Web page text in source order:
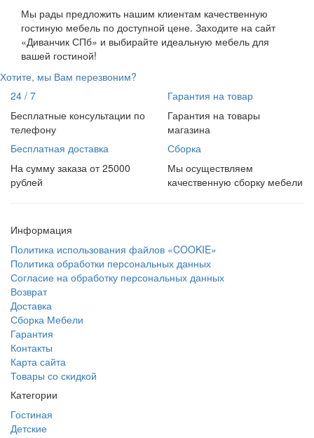
Мы рады предложить нашим клиентам качественную
гостиную мебель по доступной цене. Заходите на сайт
«Диванчик СПб» и выбирайте идеальную мебель для
вашей гостиной!
Хотите, мы Вам перезвоним?
24 / 7
Бесплатные консультации по
телефону
Гарантия на товар
Гарантия на товары
магазина
Бесплатная доставка
На сумму заказа от 25000
рублей
Сборка
Мы осуществляем
качественную сборку мебели
Информация
Политика использования файлов «COOKIE»
Политика обработки персональных данных
Согласие на обработку персональных данных
Возврат
Доставка
Сборка Мебели
Гарантия
Контакты
Карта сайта
Товары со скидкой
Категории
Гостиная
Детские